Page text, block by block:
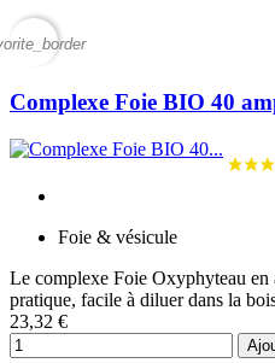
Complexe Foie BIO 40
Foie & vésicule
Le complexe Foie Oxyphyteau
pratique, facile à diluer dans la
23,32 €